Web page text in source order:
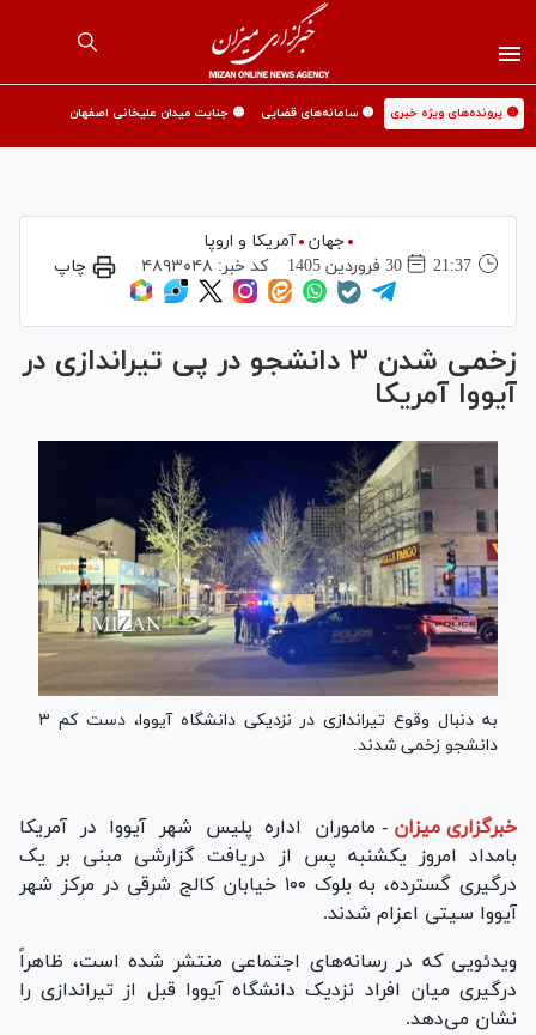
🟡 پرونده‌های ویژه خبری 🟡 سامانه‌های قضایی 🟡 جنایت میدان علیخانی اصفهان
جهان
آمریکا و اروپا
21:37
30 فروردين 1405 کد خبر: ۴۸۹۳۰۴۸ چاپ
زخمی شدن ۳ دانشجو در پی تیراندازی در
آیووا آمریکا
به دنبال وقوع تیراندازی در نزدیکی دانشگاه آیووا، دست‌ کم ۳
دانشجو زخمی شدند.
خبرگزاری میزان - ماموران اداره پلیس شهر آیووا در آمریکا
بامداد امروز یکشنبه پس از دریافت گزارشی مبنی بر یک
درگیری گسترده، به بلوک ۱۰۰ خیابان کالج شرقی در مرکز شهر
آیووا سیتی اعزام شدند.
ویدئویی که در رسانه‌های اجتماعی منتشر شده است، ظاهراً
درگیری میان افراد نزدیک دانشگاه آیووا قبل از تیراندازی را
نشان می‌دهد.